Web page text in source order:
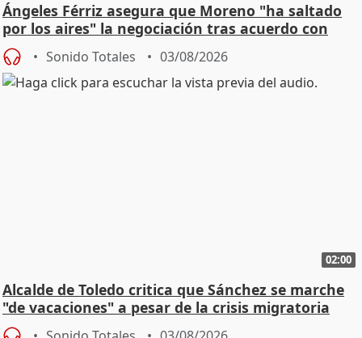
Ángeles Férriz asegura que Moreno "ha saltado
por los aires" la negociación tras acuerdo con
SMA
Sonido Totales 03/08/2026
02:00
Alcalde de Toledo critica que Sánchez se marche
"de vacaciones" a pesar de la crisis migratoria